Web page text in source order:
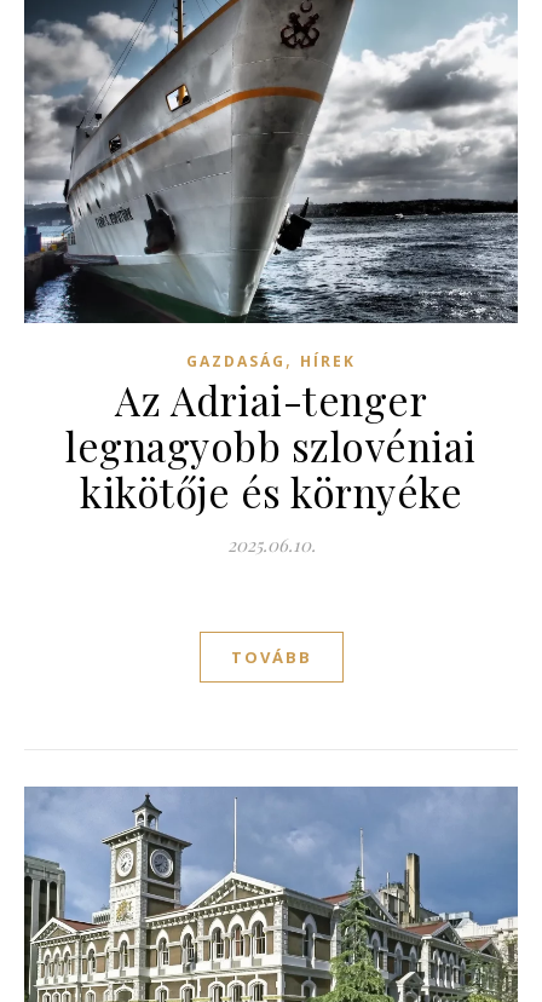
GAZDASÁG , HÍREK
Az Adriai-tenger
legnagyobb szlovéniai
kikötője és környéke
2025.06.10.
TOVÁBB